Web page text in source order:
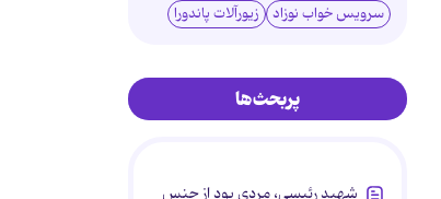
سرویس خواب نوزاد زیورآلات پاندورا
پربحث‌ها
شهید رئیسی، مردی بود از جنس